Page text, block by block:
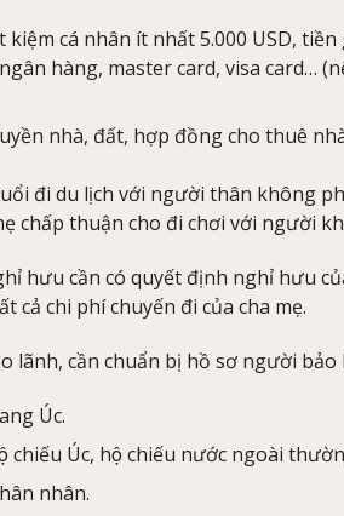
kiệm cá nhân ít nhất 5.000 USD,
hàng, master card, visa card…
nhà, đất, hợp đồng cho thuê
đi du lịch với người thân không
chấp thuận cho đi chơi với người
hưu cần có quyết định nghỉ hưu
cả chi phí chuyến đi của cha mẹ.
lãnh, cần chuẩn bị hồ sơ người bảo
Úc.
chiếu Úc, hộ chiếu nước ngoài
nhân.